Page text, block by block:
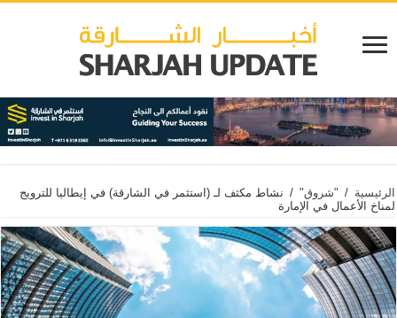
الرئيسية / "شروق" / نشاط مكثف لـ (استثمر في الشارقة) في إيطاليا للترويج
لمناخ الأعمال في الإمارة